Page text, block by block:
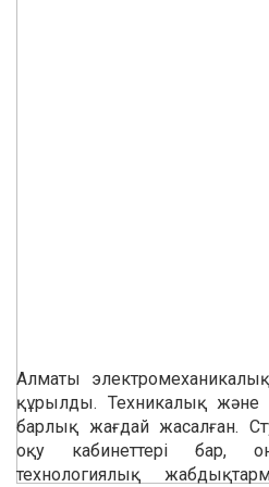
Алматы
құрылды. Техникалық және
барлық жағдай жасалған.
оқу кабинеттері бар,
технологиялық